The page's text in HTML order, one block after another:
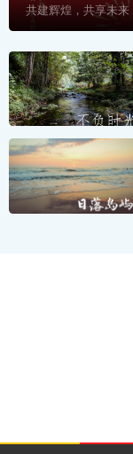
共建辉煌，共享未来